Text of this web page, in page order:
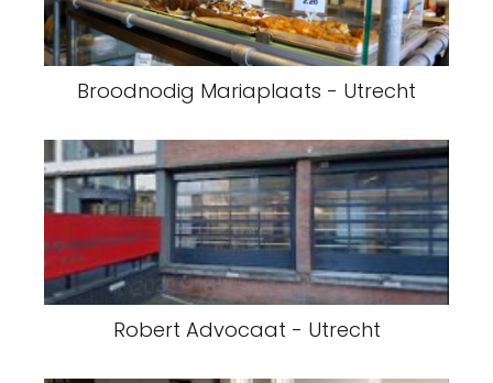
Broodnodig Mariaplaats - Utrecht
Robert Advocaat - Utrecht